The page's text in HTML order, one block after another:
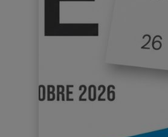
I dati raccolti risultano conservati unicamente